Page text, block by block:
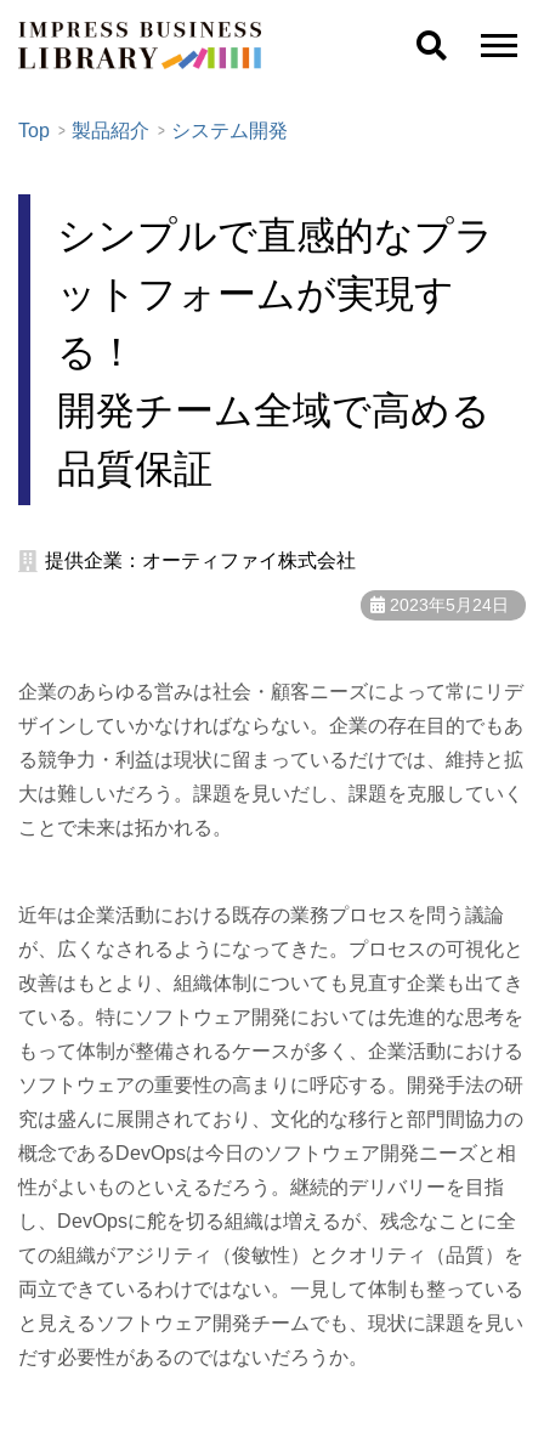
Top 製品紹介 システム開発
シンプルで直感的なプラ
ットフォームが実現す
る！
開発チーム全域で高める
品質保証
提供企業：オーティファイ株式会社
2023年5月24日
企業のあらゆる営みは社会・顧客ニーズによって常にリデ
ザインしていかなければならない。企業の存在目的でもあ
る競争力・利益は現状に留まっているだけでは、維持と拡
大は難しいだろう。課題を見いだし、課題を克服していく
ことで未来は拓かれる。
近年は企業活動における既存の業務プロセスを問う議論
が、広くなされるようになってきた。プロセスの可視化と
改善はもとより、組織体制についても見直す企業も出てき
ている。特にソフトウェア開発においては先進的な思考を
もって体制が整備されるケースが多く、企業活動における
ソフトウェアの重要性の高まりに呼応する。開発手法の研
究は盛んに展開されており、文化的な移行と部門間協力の
概念であるDevOpsは今日のソフトウェア開発ニーズと相
性がよいものといえるだろう。継続的デリバリーを目指
し、DevOpsに舵を切る組織は増えるが、残念なことに全
ての組織がアジリティ（俊敏性）とクオリティ（品質）を
両立できているわけではない。一見して体制も整っている
と見えるソフトウェア開発チームでも、現状に課題を見い
だす必要性があるのではないだろうか。